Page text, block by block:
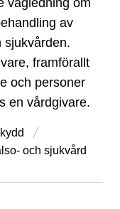
vägledning om
av
sjukvården.
framförallt
och personer
en vårdgivare.
och sjukvård